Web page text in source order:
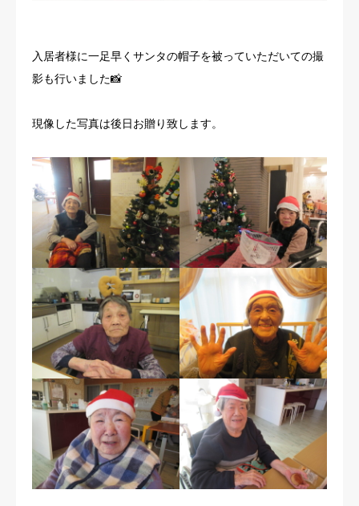
入居者様に一足早くサンタの帽子を被っていただいての撮
影も行いました📸
現像した写真は後日お贈り致します。